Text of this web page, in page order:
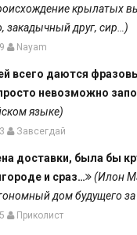
крылатых
закадычный друг, сир…)
Nayam
всего даются
невозможно
языке)
Завсегдай
доставки, была бы
и сраз…
(Илон
дом будущего
Приколист